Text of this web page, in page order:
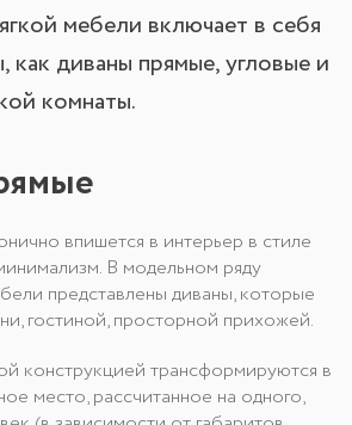
мебели включает в себя
как диваны прямые, угловые и
комнаты.
впишется в интерьер в стиле
В модельном ряду
представлены диваны, которые
гостиной, просторной прихожей.
конструкцией трансформируются в
место, рассчитанное на одного,